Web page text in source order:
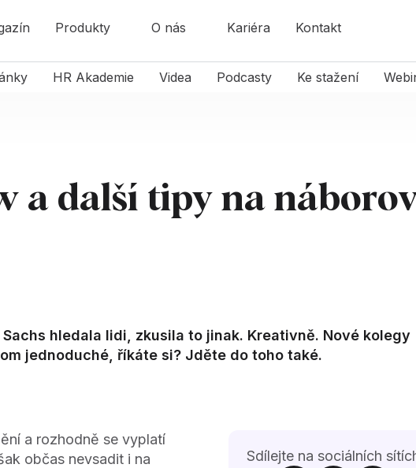
Produkty O nás Kariéra Kontakt
HR Akademie Videa Podcasty Ke stažení
a další tipy na
hledala lidi, zkusila to jinak. Kreativně. Nové kolegy
jednoduché, říkáte si? Jděte do toho také.
a rozhodně se vyplatí
občas nevsadit i na
Sdílejte na sociálních